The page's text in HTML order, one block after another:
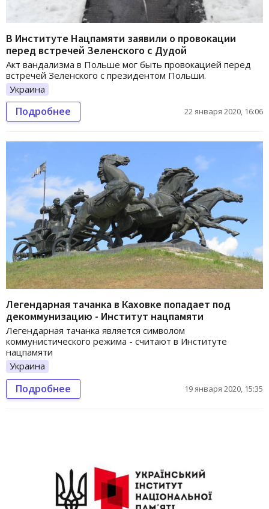
В Институте Нацпамяти заявили о провокации
перед встречей Зеленского с Дудой
Акт вандализма в Польше мог быть провокацией перед
встречей Зеленского с президентом Польши.
Украина
Подробнее 22 января 2020, 16:06
Легендарная тачанка в Каховке попадает под
декоммунизацию - Институт нацпамяти
Легендарная тачанка является символом
коммунистического режима - считают в Институте
нацпамяти
Украина
Подробнее 19 января 2020, 15:35